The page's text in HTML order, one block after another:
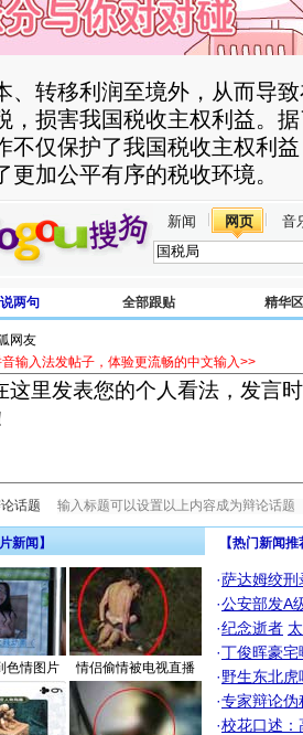
、转移利润至境外，从而导
，损害我国税收主权利益。
不仅保护了我国税收主权利
更加公平有序的税收环境。
新闻 网页 音
两句 全部跟贴 精华区
输入法发帖子，体验更流畅的中文输入>>
论话题
新闻】
色情图片 情侣偷情被电视直播
【热门新闻
·萨达姆绞刑
·公安部发A
·纪念逝者
·丁俊晖豪
·野生东北
·专家辩论伪
·校花口述：